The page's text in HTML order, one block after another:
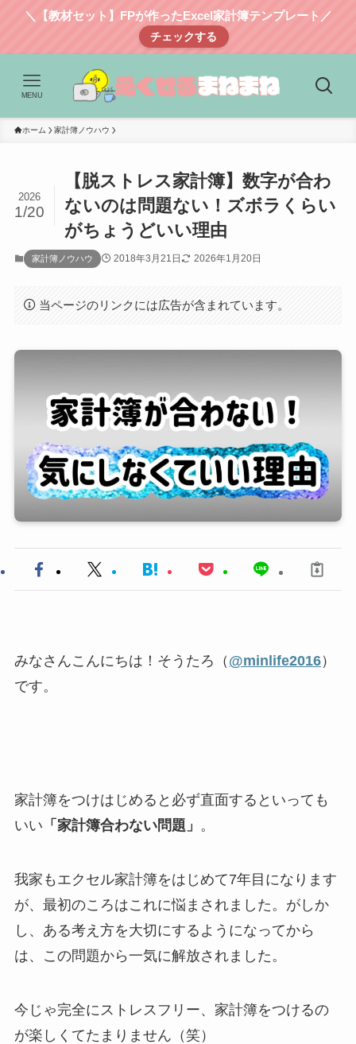
＼【教材セット】FPが作ったExcel家計簿テンプレート／
チェックする
MENU
ホーム 家計簿ノウハウ
【脱ストレス家計簿】数字が合わ
ないのは問題ない！ズボラくらい
がちょうどいい理由
2026
1/20
家計簿ノウハウ 2018年3月21日 2026年1月20日
当ページのリンクには広告が含まれています。
みなさんこんにちは！そうたろ（ @minlife2016）
です。
家計簿をつけはじめると必ず直面するといっても
いい 「家計簿合わない問題」 。
我家もエクセル家計簿をはじめて7年目になります
が、最初のころはこれに悩まされました。がしか
し、ある考え方を大切にするようになってから
は、この問題から一気に解放されました。
今じゃ完全にストレスフリー、家計簿をつけるの
が楽しくてたまりません（笑）